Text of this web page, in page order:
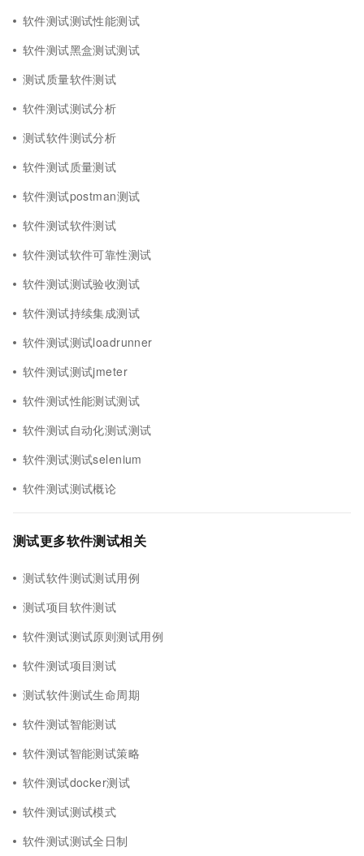
软件测试测试性能测试
软件测试黑盒测试测试
测试质量软件测试
软件测试测试分析
测试软件测试分析
软件测试质量测试
软件测试postman测试
软件测试软件测试
软件测试软件可靠性测试
软件测试测试验收测试
软件测试持续集成测试
软件测试测试loadrunner
软件测试测试jmeter
软件测试性能测试测试
软件测试自动化测试测试
软件测试测试selenium
软件测试测试概论
测试更多软件测试相关
测试软件测试测试用例
测试项目软件测试
软件测试测试原则测试用例
软件测试项目测试
测试软件测试生命周期
软件测试智能测试
软件测试智能测试策略
软件测试docker测试
软件测试测试模式
软件测试测试全日制